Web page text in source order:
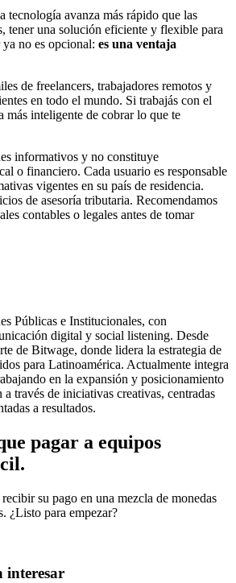
tecnología avanza más rápido que las
tener una solución eficiente y flexible para
no es opcional: es una ventaja
de freelancers, trabajadores remotos y
en todo el mundo. Si trabajás con el
más inteligente de cobrar lo que te
informativos y no constituye
o financiero. Cada usuario es responsable
vigentes en su país de residencia.
de asesoría tributaria. Recomendamos
contables o legales antes de tomar
Públicas e Institucionales, con
digital y social listening. Desde
de Bitwage, donde lidera la estrategia de
para Latinoamérica. Actualmente integra
en la expansión y posicionamiento
través de iniciativas creativas, centradas
a resultados.
pagar a equipos
su pago en una mezcla de monedas
¿Listo para empezar?
interesar